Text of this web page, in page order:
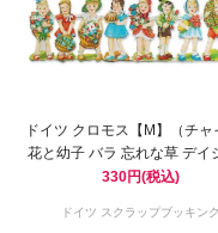
ドイツ クロモス【M】（チャ
花と幼子 バラ 忘れな草 デイ
330円(税込)
ドイツ スクラップブッキン